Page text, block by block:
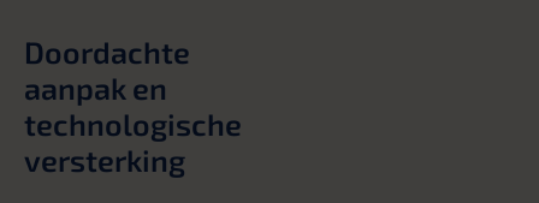
Doordachte
aanpak en
technologische
versterking